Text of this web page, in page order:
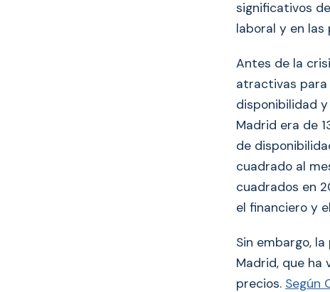
significativos
laboral y en
Antes de la
atractivas para
disponibilidad
Madrid era de
de
cuadrado al
cuadrados en
el financiero y
Sin embargo,
Madrid, que ha
precios. Según